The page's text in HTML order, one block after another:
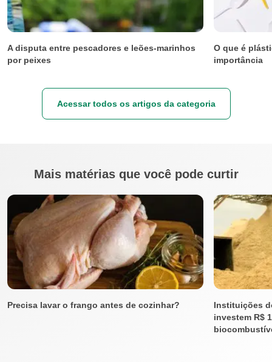
A disputa entre pescadores e leões-marinhos
por peixes
O que é
importância
Acessar todos os artigos da categoria
Mais matérias que você pode curtir
Precisa lavar o frango antes de cozinhar?
Instituições
investem R$